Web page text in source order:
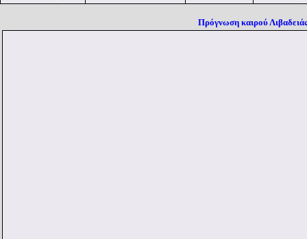
Πρόγνωση καιρού